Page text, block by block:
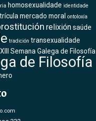
homosexualidade identidade
mercado moral ontoloxía
relixiónsaúde
tradición transexualidade
Semana Galega de Filosofía
de Filosofía